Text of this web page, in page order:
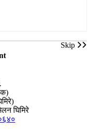
Skip
क)
घिमिरे